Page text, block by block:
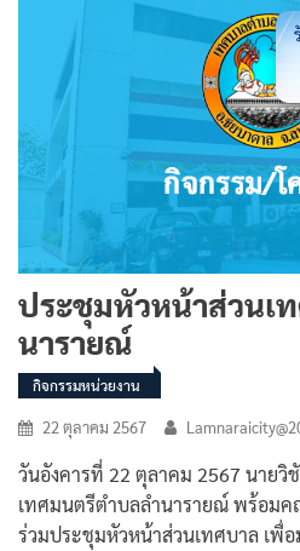
ประชุมหัวหน้าส่วนเ
นารายณ์
กิจกรรมหน่วยงาน
22 ตุลาคม 2567
วันอังคารที่ 22 ตุลาคม 2567 นายวิ
เทศมนตรีตำบลลำนารายณ์ พร้อม
ร่วมประชุมหัวหน้าส่วนเทศบาล เพื่